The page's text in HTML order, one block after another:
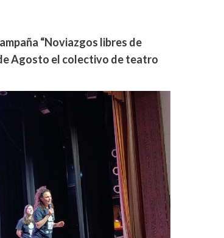
“Noviazgos libres de
Agosto el colectivo de teatro